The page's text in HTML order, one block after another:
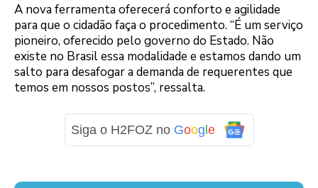
A nova ferramenta oferecerá conforto e agilidade
para que o cidadão faça o procedimento. “É um serviço
pioneiro, oferecido pelo governo do Estado. Não
existe no Brasil essa modalidade e estamos dando um
salto para desafogar a demanda de requerentes que
temos em nossos postos”, ressalta.
Siga o H2FOZ no Goog e